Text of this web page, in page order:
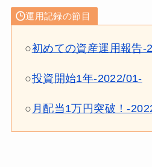
運用記録の節目
○初めての資産運用報告-
○投資開始1年-2022/01-
○ 月配当1万円突破！-